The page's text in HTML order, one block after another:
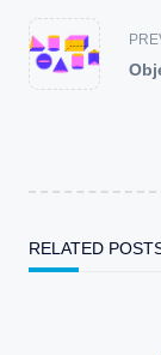
<span
class="nav-
subtitle
RELATED